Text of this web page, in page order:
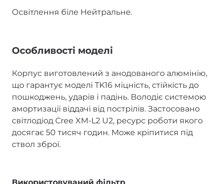
Освітлення біле Нейтральне.
Особливості моделі
Корпус виготовлений з анодованого алюмінію,
що гарантує моделі TK16 міцність, стійкість до
пошкоджень, ударів і падінь. Володіє системою
амортизації віддачі від пострілів. Застосовано
світлодіод Cree XM-L2 U2, ресурс роботи якого
досягає 50 тисяч годин. Може кріпитися під
ствол зброї.